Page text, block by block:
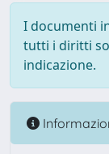
I documenti
tutti i diritti
indicazione.